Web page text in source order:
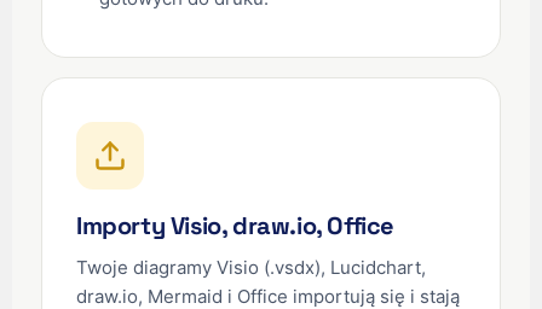
Importy Visio, draw.io, Office
Twoje diagramy Visio (.vsdx), Lucidchart,
draw.io, Mermaid i Office importują się i stają